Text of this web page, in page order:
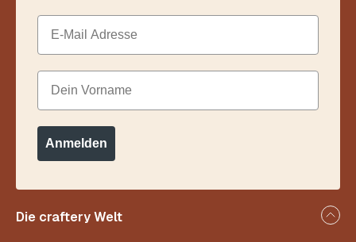
Die craftery Welt
Email
Dein Vorname
Anmelden